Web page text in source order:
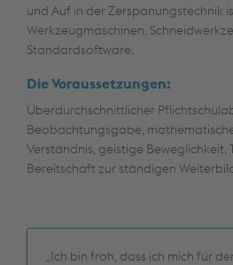
und Auf in der Zerspanungstechnik
Werkzeugmaschinen,
Standardsoftware.
Die Voraussetzungen:
Überdurchschnittlicher
Beobachtungsgabe,
Verständnis, geistige Beweglichkeit,
Bereitschaft zur ständigen
„Ich bin froh, dass ich mich für